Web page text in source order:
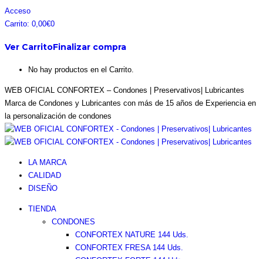
Saltar
al
Facebook
page
in
Instagram
page
in
Pinterest
page
in
Twitter
page
in
Acceso
Carrito: 0,00€0
Ver CarritoFinalizar compra
No hay productos en el Carrito.
WEB OFICIAL CONFORTEX – Condones | Preservativos| Lubricantes
Marca de Condones y Lubricantes con más de 15 años de Experiencia en
la personalización de condones
LA MARCA
CALIDAD
DISEÑO
TIENDA
CONDONES
CONFORTEX NATURE 144 Uds.
CONFORTEX FRESA 144 Uds.